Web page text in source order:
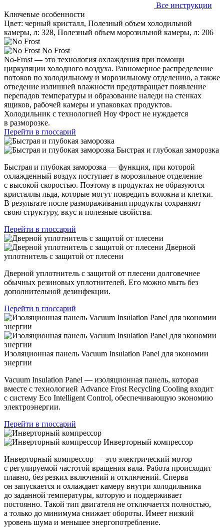
Все инструкции
Ключевые особенности
Цвет: черный кристалл, Полезный объем холодильной
камеры, л: 328, Полезный объем морозильной камеры, л: 206
No Frost
No-Frost — это технология охлаждения при помощи
циркуляции холодного воздуха. Равномерное распределение
потоков по холодильному и морозильному отделению, а также
отведение излишней влажности предотвращает появление
перепадов температуры и образование наледи на стенках
ящиков, рабочей камеры и упаковках продуктов.
Холодильник с технологией Ноу Фрост не нуждается
в разморозке.
Перейти в глоссарий
Быстрая и глубокая заморозка
Быстрая и глубокая заморозка — функция, при которой
охлажденный воздух поступает в морозильное отделение
с высокой скоростью. Поэтому в продуктах не образуются
кристаллы льда, которые могут повредить волокна и клетки.
В результате после размораживания продукты сохраняют
свою структуру, вкус и полезные свойства.
Перейти в глоссарий
Дверной
уплотнитель с защитой от плесени
Дверной уплотнитель с защитой от плесени долговечнее
обычных резиновых уплотнителей. Его можно мыть без
дополнительной дезинфекции.
Перейти в глоссарий
Изоляционная панель Vacuum Insulation Panel для экономии
энергии
Vacuum Insulation Panel — изоляционная панель, которая
вместе с технологией Advance Frost Recycling Cooling входит
с систему Eco Intelligent Control, обеспечивающую экономию
электроэнергии.
Перейти в глоссарий
Инверторный компрессор
Инверторный компрессор — это электрический мотор
с регулируемой частотой вращения вала. Работа происходит
плавно, без резких включений и отключений. Сперва
он запускается и охлаждает камеру внутри холодильника
до заданной температуры, которую и поддерживает
постоянно. Такой тип двигателя не отключается полностью,
а только до минимума снижает обороты. Имеет низкий
уровень шума и меньшее энергопотребление.